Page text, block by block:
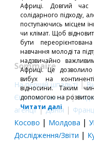
Африці. Довгий час
солідарного підходу,
поступаючись місцем
чи клімат. Щоб
бути
навчання молоді та
надзвичайно
Африці. Це дозволило
вибух на
відносини. Таким
допомогою на розвиток
Читати далі
Sommaire
На першій шпальті|
Європарламент|
агенції|Данія |
Косово | Молдова |
Дослідження/Звіти |